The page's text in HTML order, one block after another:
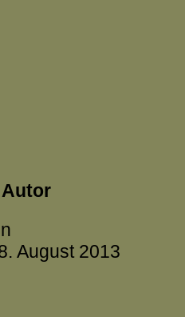
August 2013